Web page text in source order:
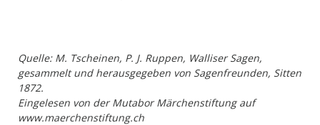
Quelle: M. Tscheinen, P. J. Ruppen, Walliser Sagen,
gesammelt und herausgegeben von Sagenfreunden, Sitten
1872.
Eingelesen von der Mutabor Märchenstiftung auf
www.maerchenstiftung.ch